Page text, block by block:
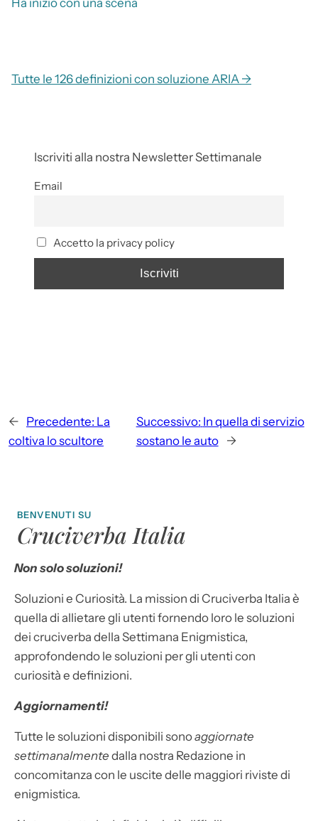
Ha inizio con una scena
Tutte le 126 definizioni con soluzione ARIA →
Iscriviti alla nostra Newsletter Settimanale
Email
Accetto la privacy policy
← Precedente: La
coltiva lo scultore
Successivo: In quella di servizio
sostano le auto
→
BENVENUTI SU
Cruciverba Italia
Non solo soluzioni!
Soluzioni e Curiosità. La mission di Cruciverba Italia è
quella di allietare gli utenti fornendo loro le soluzioni
dei cruciverba della Settimana Enigmistica,
approfondendo le soluzioni per gli utenti con
curiosità e definizioni.
Aggiornamenti!
Tutte le soluzioni disponibili sonoaggiornate
settimanalmente dalla nostra Redazione in
concomitanza con le uscite delle maggiori riviste di
enigmistica.